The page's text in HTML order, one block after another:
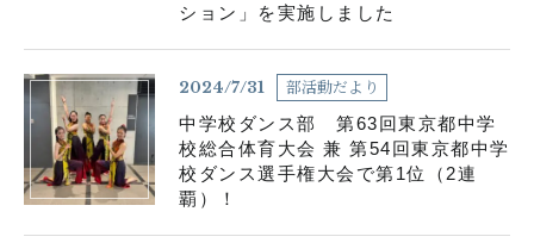
ション」を実施しました
2024/7/31 部活動だより
中学校ダンス部 第63回東京都中学
校総合体育大会 兼 第54回東京都中学
校ダンス選手権大会で第1位（2連
覇）！